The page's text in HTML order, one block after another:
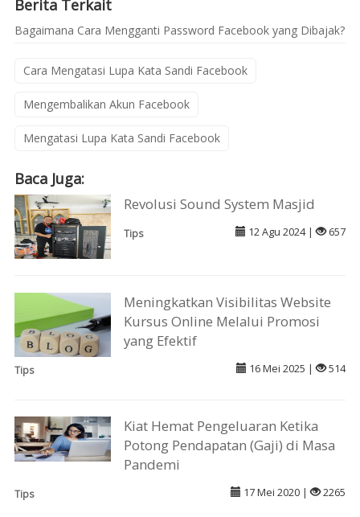
Berita Terkait
Bagaimana Cara Mengganti Password Facebook yang Dibajak?
Cara Mengatasi Lupa Kata Sandi Facebook
Mengembalikan Akun Facebook
Mengatasi Lupa Kata Sandi Facebook
Baca Juga:
Revolusi Sound System Masjid
Tips 12 Agu 2024 | 657
Meningkatkan Visibilitas Website
Kursus Online Melalui Promosi
yang Efektif
Tips 16 Mei 2025 | 514
Kiat Hemat Pengeluaran Ketika
Potong Pendapatan (Gaji) di Masa
Pandemi
Tips 17 Mei 2020 | 2265